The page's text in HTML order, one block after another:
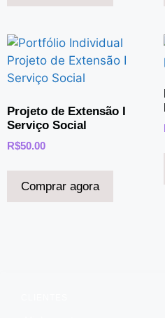
Projeto de Extensão I
Serviço Social
R$50.00
Comprar agora